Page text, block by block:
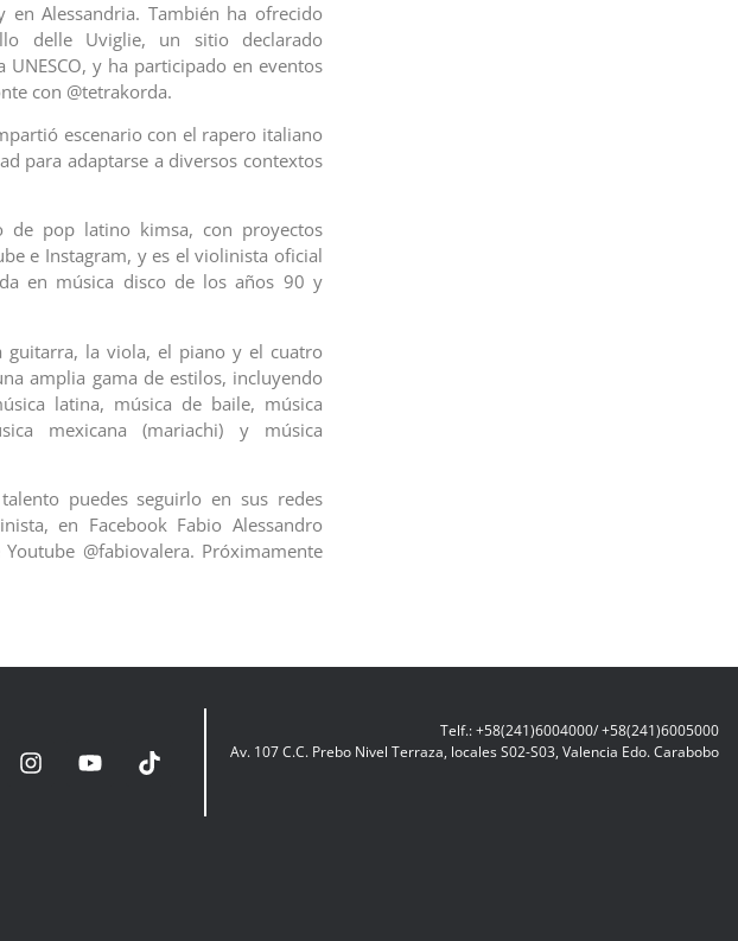
Alessandria. También ha ofrecido
delle Uviglie, un sitio declarado
y ha participado en eventos
con @tetrakorda.
escenario con el rapero italiano
para adaptarse a diversos contextos
de pop latino kimsa, con proyectos
e Instagram, y es el violinista oficial
en música disco de los años 90 y
guitarra, la viola, el piano y el cuatro
amplia gama de estilos, incluyendo
latina, música de baile, música
mexicana (mariachi) y música
puedes seguirlo en sus redes
en Facebook Fabio Alessandro
@fabiovalera. Próximamente
Telf.: +58(241)6004000/ +58(241)6005000
Av. 107 C.C. Prebo Nivel Terraza, locales S02-S03, Valencia Edo. Carabobo